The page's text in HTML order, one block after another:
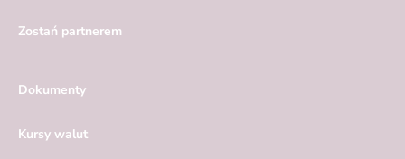
Zostań partnerem
Dokumenty
Kursy walut